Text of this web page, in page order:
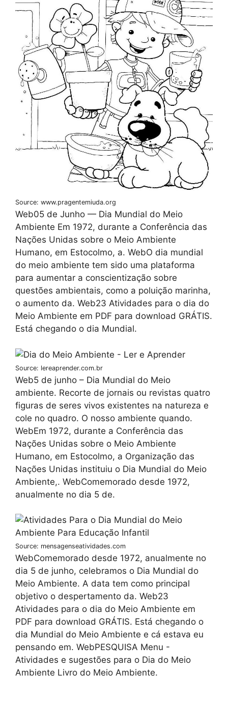
Source: www.pragentemiuda.org
Web05 de Junho — Dia Mundial do Meio
Ambiente Em 1972, durante a Conferência das
Nações Unidas sobre o Meio Ambiente
Humano, em Estocolmo, a. WebO dia mundial
do meio ambiente tem sido uma plataforma
para aumentar a conscientização sobre
questões ambientais, como a poluição marinha,
o aumento da. Web23 Atividades para o dia do
Meio Ambiente em PDF para download GRÁTIS.
Está chegando o dia Mundial.
Source: lereaprender.com.br
Web5 de junho – Dia Mundial do Meio
ambiente. Recorte de jornais ou revistas quatro
figuras de seres vivos existentes na natureza e
cole no quadro. O nosso ambiente quando.
WebEm 1972, durante a Conferência das
Nações Unidas sobre o Meio Ambiente
Humano, em Estocolmo, a Organização das
Nações Unidas instituiu o Dia Mundial do Meio
Ambiente,. WebComemorado desde 1972,
anualmente no dia 5 de.
Source: mensagenseatividades.com
WebComemorado desde 1972, anualmente no
dia 5 de junho, celebramos o Dia Mundial do
Meio Ambiente. A data tem como principal
objetivo o despertamento da. Web23
Atividades para o dia do Meio Ambiente em
PDF para download GRÁTIS. Está chegando o
dia Mundial do Meio Ambiente e cá estava eu
pensando em. WebPESQUISA Menu -
Atividades e sugestões para o Dia do Meio
Ambiente Livro do Meio Ambiente.